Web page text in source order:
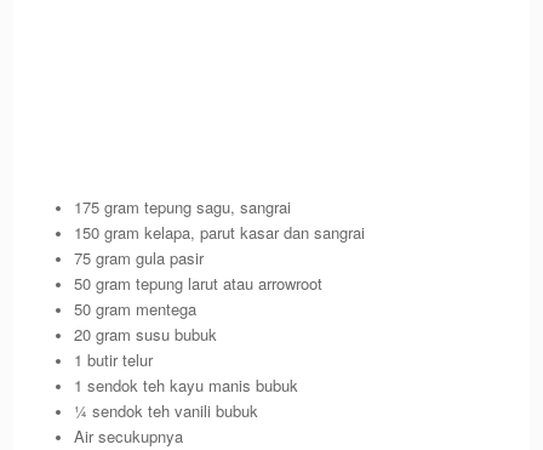
175 gram tepung sagu, sangrai
150 gram kelapa, parut kasar dan sangrai
75 gram gula pasir
50 gram tepung larut atau arrowroot
50 gram mentega
20 gram susu bubuk
1 butir telur
1 sendok teh kayu manis bubuk
¼ sendok teh vanili bubuk
Air secukupnya